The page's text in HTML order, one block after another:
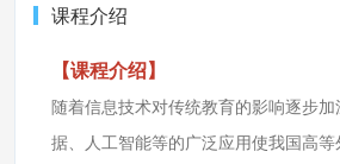
课程介绍
【课程介绍】
随着信息技术对传统教育的影响逐步
据、人工智能等的广泛应用使我国高